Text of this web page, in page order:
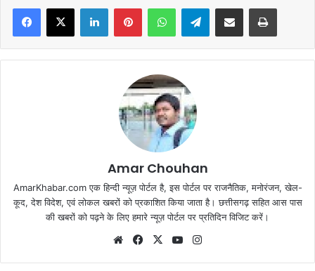
Facebook
X LinkedInPinterestWhatsAppTelegramShare via Email Print
Amar Chouhan
AmarKhabar.com एक हिन्दी न्यूज़ पोर्टल है, इस पोर्टल पर राजनैतिक, मनोरंजन, खेल-
कूद, देश विदेश, एवं लोकल खबरों को प्रकाशित किया जाता है। छत्तीसगढ़ सहित आस पास
की खबरों को पढ़ने के लिए हमारे न्यूज़ पोर्टल पर प्रतिदिन विजिट करें।
WebsiteFacebook
X YouTube